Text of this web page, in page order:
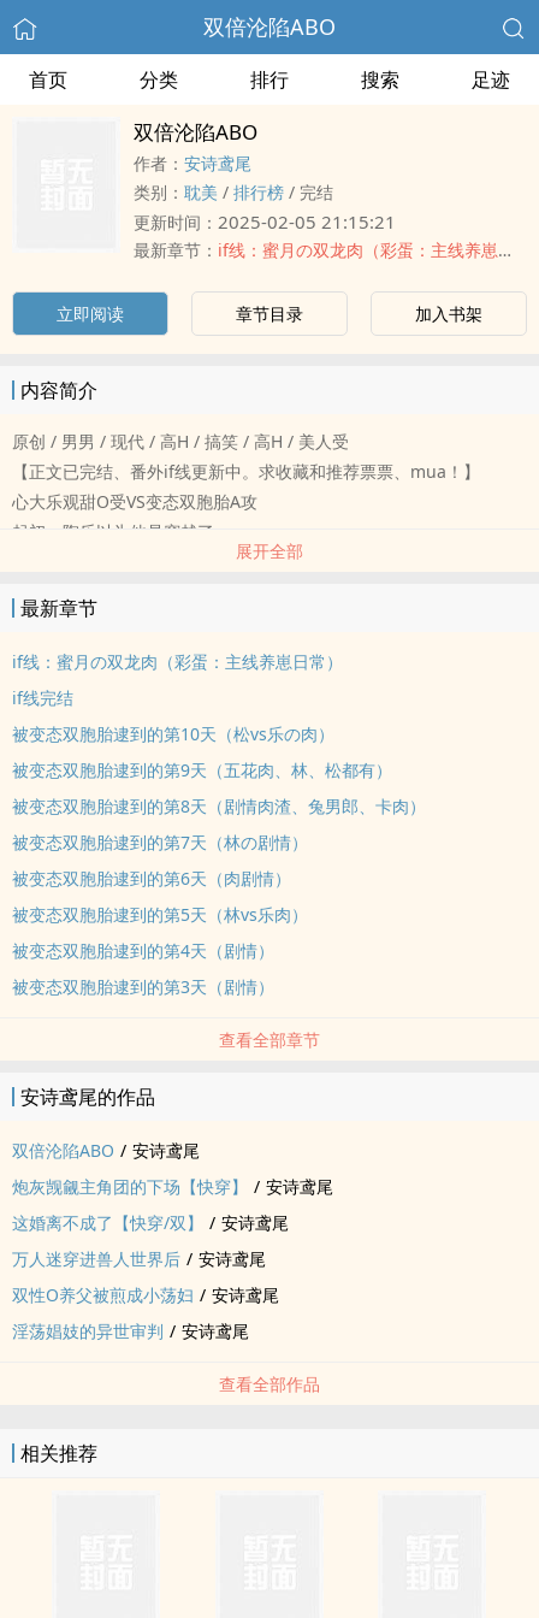
双倍沦陷ABO
首页 分类 排行 搜索 足迹
双倍沦陷ABO
作者： 安诗鸢尾
类别： ‌耽‎美‎‌‌ / 排行榜 / 完结
更新时间： 2025-02-05 21:15:21
最新章节： if线：蜜月の双龙肉（彩蛋：主线养崽日常）
立即阅读 章节目录 加入书架
内容简介
原创 / ‎男‎男‎‎‌ / 现代 / ‎‍高‎‍H‌‍ / 搞笑 / ‎‍高‎‍H‌‍ / ‍美‎人‎‌‎受‌‍
【正文已完结、番外if线更新中。求收藏和推荐票票、mua！】
心大乐观甜O受VS变态双胞胎A攻
起初，陶乐以为他是穿越了。
适应环境，开店赚钱。还找到了个温润体贴的伴侣，对方相貌俊美，
后来，陶乐才发现他是穿书了。
《和平都市》书名正经和谐，实际上却是个刑侦悬疑本，一章死一个
失，及其善于伪装，哥哥是和主角团‘并肩作战’的法医，弟弟则是潜藏
在都市阴暗角落伺机而动的杀人犯，兄弟二人相互打配合，把主角团
耍的团团转。
陶乐震惊懵逼。
“老婆，怎幺了？”
贴上他的后背，他的心却拔凉拔凉的。
书里说，反派哥哥为了更好伪装成常人，也为了治疗弟弟的信息素紊
乱，在警局的人牵线搭桥时顺水推舟来相亲，演了两年爱妻如命，弟
弟病愈后，老婆恰巧‘因病’去世，对外是深情A在爱妻去世后封心锁
陶乐：“……”
矣。
＊双性，有生子
＊受没脑子搞刑侦，是个甜饼＋‌‍肉‍文‎
中短篇‌‍肉‍文‎。
xp：眠奸，伪‌强‎‍奸‌、伪强制、孕期play、‎高‍‌潮‎‍‌喷乳、喂奶梗、尿道
预收文：《不艾草怎幺通关？》
无限流、剧情有解密、生存、恐怖等元素
也是个小甜饼，无痛车，肉和剧情占比跟这本差不多，是作者和点梗
展开全部
最新章节
if线：蜜月の双龙肉（彩蛋：主线养崽日常）
if线完结
被变态双胞胎逮到的第10天（松vs乐の肉）
被变态双胞胎逮到的第9天（五花肉、林、松都有）
被变态双胞胎逮到的第8天（剧情肉渣、兔男郎、卡肉）
被变态双胞胎逮到的第7天（林の剧情）
被变态双胞胎逮到的第6天（肉剧情）
被变态双胞胎逮到的第5天（林vs乐肉）
被变态双胞胎逮到的第4天（剧情）
被变态双胞胎逮到的第3天（剧情）
查看全部章节
安诗鸢尾的作品
双倍沦陷ABO / 安诗鸢尾
炮灰觊觎主角团的下场【快穿】
/ 安诗鸢尾
这婚离不成了【快穿/双】
/ 安诗鸢尾
万人迷穿进兽人世界后 / 安诗鸢尾
双性O养父被煎成小‌‎‌荡‍‌‍妇‍ / 安诗鸢尾
‍‎淫‍荡‌娼妓的异世审判 / 安诗鸢尾
查看全部作品
相关推荐